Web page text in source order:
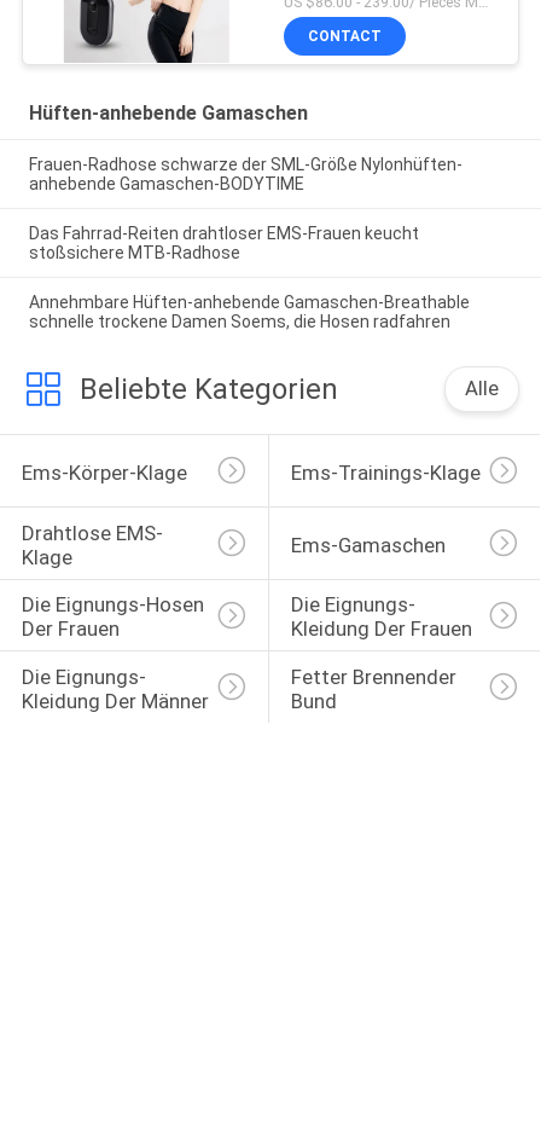
CONTACT
Hüften-anhebende Gamaschen
Frauen-Radhose schwarze der SML-Größe Nylonhüften-
anhebende Gamaschen-BODYTIME
Das Fahrrad-Reiten drahtloser EMS-Frauen keucht
stoßsichere MTB-Radhose
Annehmbare Hüften-anhebende Gamaschen-Breathable
schnelle trockene Damen Soems, die Hosen radfahren
Beliebte Kategorien Alle
Ems-Körper-Klage Ems-Trainings-Klage
Drahtlose EMS-
Klage
Ems-Gamaschen
Die Eignungs-Hosen
Der Frauen
Die Eignungs-
Kleidung Der Frauen
Die Eignungs-
Kleidung Der Männer
Fetter Brennender
Bund